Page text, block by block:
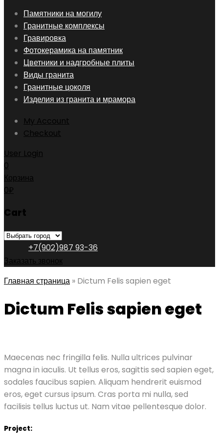
Skip
content
Памятники на могилу
Гранитные комплексы
Гравировка
Фотокерамика на памятник
Цветники и надгробные плиты
Виды гранита
Гранитные цоколя
Изделия из гранита и мрамора
My Account
Checkout
User Login
0
Корзина
0₽
Cart
+7(902)987 93-36
Заказать звонок
Главная страница » Dictum Felis sapien eget
Dictum Felis sapien eget
Maecenas nec fringilla felis. Nulla ultrices pulvinar
magna in iaculis. Ut tellus eros, sagittis sed sapien eget,
sodales faucibus sapien. Aliquam hendrerit euismod
eros, eget cursus ipsum. Cras porta mi nulla, sed
facilisis tellus luctus ut. Nam vitae pellentesque dolor.
Project: